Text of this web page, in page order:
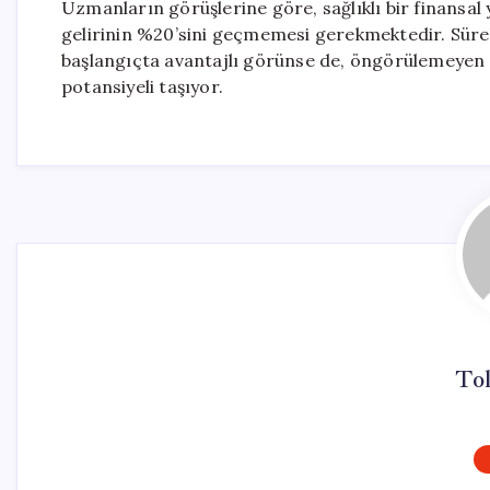
Uzmanların görüşlerine göre, sağlıklı bir
gelirinin %20’sini geçmemesi gerekmektedir.
başlangıçta avantajlı görünse de,
potansiyeli taşıyor.